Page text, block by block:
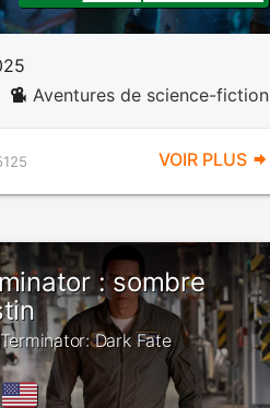
Aventures de science-fiction
VOIR PLUS
: sombre
Dark Fate